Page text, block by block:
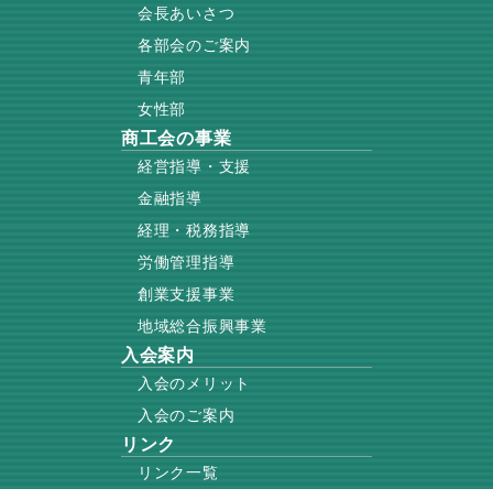
会長あいさつ
各部会のご案内
青年部
女性部
商工会の事業
経営指導・支援
金融指導
経理・税務指導
労働管理指導
創業支援事業
地域総合振興事業
入会案内
入会のメリット
入会のご案内
リンク
リンク一覧